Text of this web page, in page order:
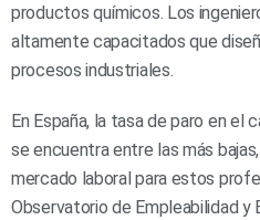
productos químicos. Los
altamente capacitados que
procesos industriales.
En España, la tasa de paro en el
se encuentra entre las más
mercado laboral para estos
Observatorio de Empleabilidad y